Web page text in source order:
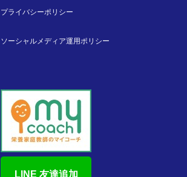
プライバシーポリシー
ソーシャルメディア運用ポリシー
LINE 友達追加